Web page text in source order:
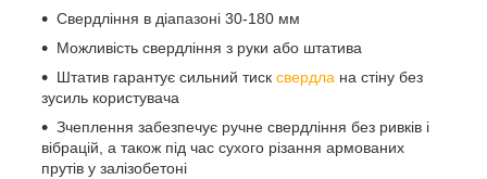
Свердління в діапазоні 30-180 мм
Можливість свердління з руки або штатива
Штатив гарантує сильний тиск свердла на стіну без
зусиль користувача
Зчеплення забезпечує ручне свердління без ривків і
вібрацій, а також під час сухого різання армованих
прутів у залізобетоні